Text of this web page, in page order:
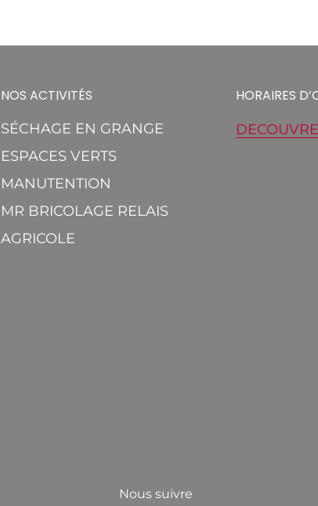
NOS ACTIVITÉS
SÉCHAGE EN GRANGE
ESPACES VERTS
MANUTENTION
MR BRICOLAGE RELAIS
AGRICOLE
HORAIRES
Nous suivre